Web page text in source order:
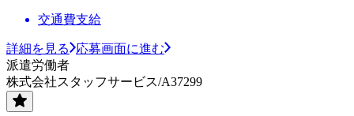
交通費支給
詳細を見る
応募画面に進む
派遣労働者
株式会社スタッフサービス/A37299